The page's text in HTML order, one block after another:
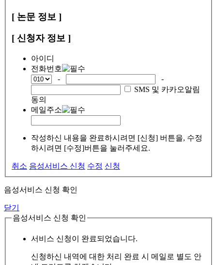
[ 논문 정보 ]
[ 신청자 정보 ]
아이디
전화번호
-
-
SMS 및 카카오알림
동의
메일주소
작성하신 내용을 완료하시려면 [신청] 버튼을, 수정
하시려면 [수정]버튼을 눌러주세요.
취소 음성서비스 신청 수정 신청
음성서비스 신청 확인
닫기
음성서비스 신청 확인
서비스 신청이 완료되었습니다.
신청하신 내역에 대한 처리 완료 시 메일로 별도 안